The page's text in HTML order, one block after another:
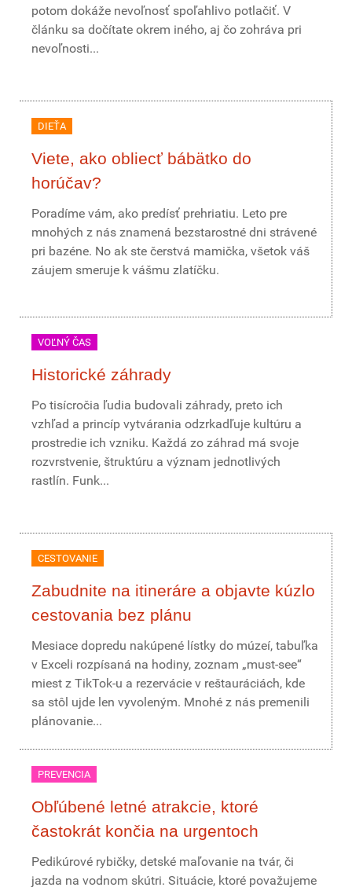
potom dokáže nevoľnosť spoľahlivo potlačiť. V
článku sa dočítate okrem iného, aj čo zohráva pri
nevoľnosti...
DIEŤA
Viete, ako obliecť bábätko do
horúčav?
Poradíme vám, ako predísť prehriatiu. Leto pre
mnohých z nás znamená bezstarostné dni strávené
pri bazéne. No ak ste čerstvá mamička, všetok váš
záujem smeruje k vášmu zlatíčku.
VOĽNÝ ČAS
Historické záhrady
Po tisícročia ľudia budovali záhrady, preto ich
vzhľad a princíp vytvárania odzrkadľuje kultúru a
prostredie ich vzniku. Každá zo záhrad má svoje
rozvrstvenie, štruktúru a význam jednotlivých
rastlín. Funk...
CESTOVANIE
Zabudnite na itineráre a objavte kúzlo
cestovania bez plánu
Mesiace dopredu nakúpené lístky do múzeí, tabuľka
v Exceli rozpísaná na hodiny, zoznam „must-see“
miest z TikTok-u a rezervácie v reštauráciách, kde
sa stôl ujde len vyvoleným. Mnohé z nás premenili
plánovanie...
PREVENCIA
Obľúbené letné atrakcie, ktoré
častokrát končia na urgentoch
Pedikúrové rybičky, detské maľovanie na tvár, či
jazda na vodnom skútri. Situácie, ktoré považujeme